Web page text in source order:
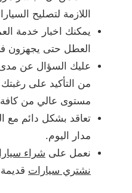
اللازمة لتصليح
يمكنك اخبار خدمة
العطل حتى يجهزون
عليك السؤال عن مدى
من التأكيد على
مستوى عالي من
تعاقد بشكل دائم مع
مدار اليوم.
نعمل على شراء
نشتري سيارات